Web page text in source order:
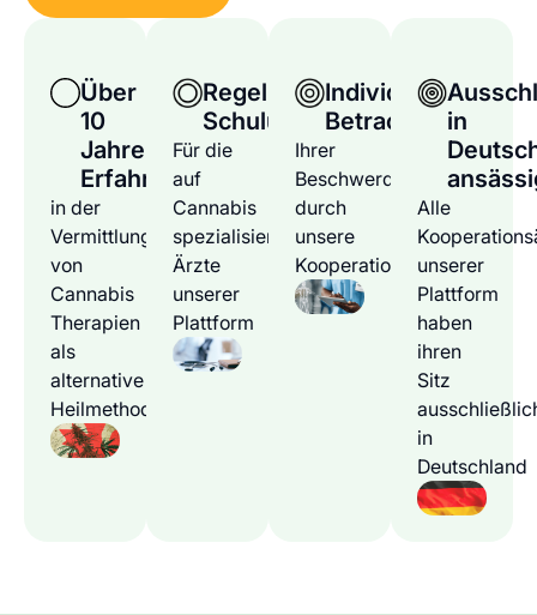
Über
10
Jahre
Erfahrung
in der
Vermittlung
von
Cannabis
Therapien
als
alternative
Heilmethode
Regelmäßige
Schulungen
Für die
auf
Cannabis
spezialisierten
Ärzte
unserer
Plattform
Individuelle
Betrachtung
Ihrer
Beschwerden
durch
unsere
Kooperationsärzte
in
Alle
unserer
Plattform
haben
ihren
Sitz
in
Deutschland